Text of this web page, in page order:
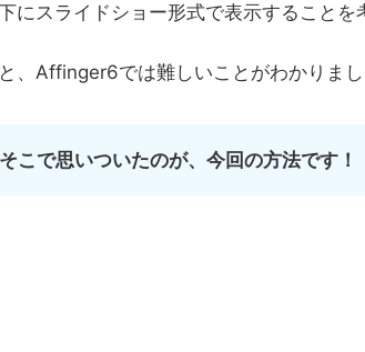
にスライドショー形式で表示することを
、Affinger6では難しいことがわかりまし
そこで思いついたのが、今回の方法です ！